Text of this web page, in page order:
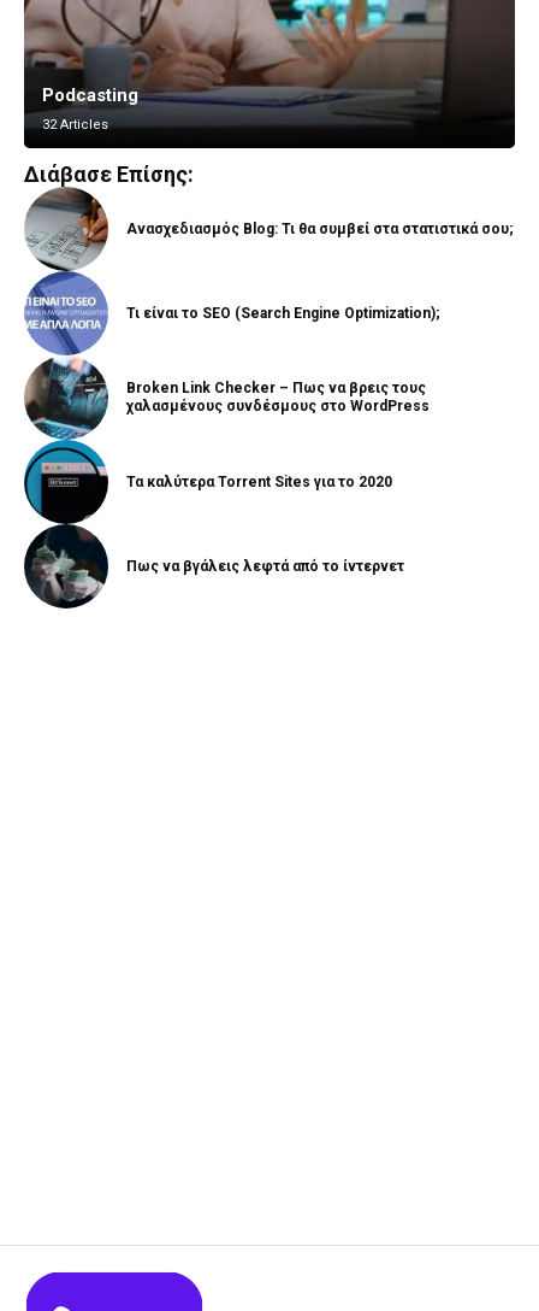
Podcasting
32 Articles
Vlogging
8 Articles
Διάβασε Επίσης:
Ανασχεδιασμός Blog: Τι θα συμβεί στα στατιστικά σου;
Τι είναι το SEO (Search Engine Optimization);
Broken Link Checker – Πως να βρεις τους
χαλασμένους συνδέσμους στο WordPress
Τα καλύτερα Torrent Sites για το 2020
Πως να βγάλεις λεφτά από το ίντερνετ